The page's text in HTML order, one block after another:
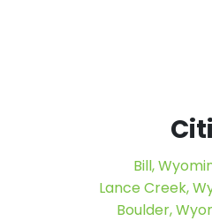
Bill,
Lance Creek,
Boulder,